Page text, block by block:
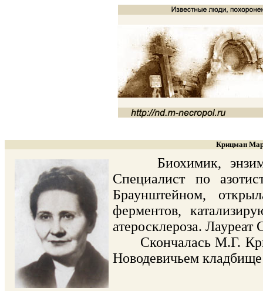
Крицман
Биохимик,
Специалист по
Браунштейном,
ферментов,
атеросклероза.
Скончалась М.Г.
Новодевичьем